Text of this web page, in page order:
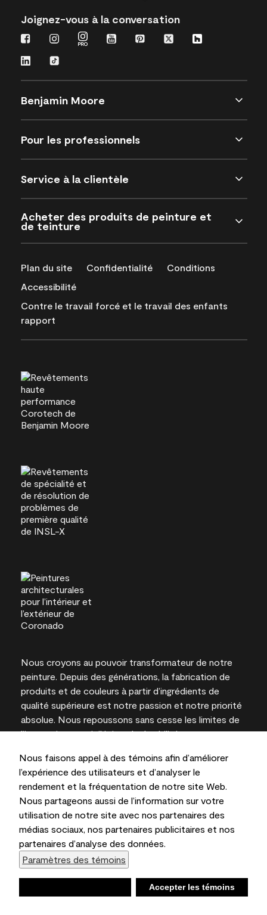
Nous faisons appel à des témoins afin d’améliorer
l’expérience des utilisateurs et d’analyser le
rendement et la fréquentation de notre site Web.
Nous partageons aussi de l’information sur votre
utilisation de notre site avec nos partenaires des
médias sociaux, nos partenaires publicitaires et nos
partenaires d’analyse des données.
Paramètres des témoins
Accepter les témoins
Joignez-vous à la conversation
Benjamin Moore
Pour les professionnels
Service à la clientèle
Acheter des produits de peinture et
de teinture
Plan du site Confidentialité
Conditions
Accessibilité
Contre le travail forcé et le travail des enfants
rapport
Nous croyons au pouvoir transformateur de notre
peinture. Depuis des générations, la fabrication de
produits et de couleurs à partir d’ingrédients de
qualité supérieure est notre passion et notre priorité
absolue. Nous repoussons sans cesse les limites de
l’innovation et privilégions la durabilité pour
l’expertise locale.
Les couleurs représentées à l’écran et sur les
documents imprimés peuvent différer des couleurs
en contenant.